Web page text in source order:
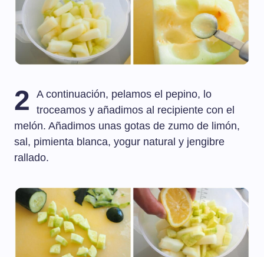
2
A continuación, pelamos el pepino, lo
troceamos y añadimos al recipiente con el
melón. Añadimos unas gotas de zumo de limón,
sal, pimienta blanca, yogur natural y jengibre
rallado.